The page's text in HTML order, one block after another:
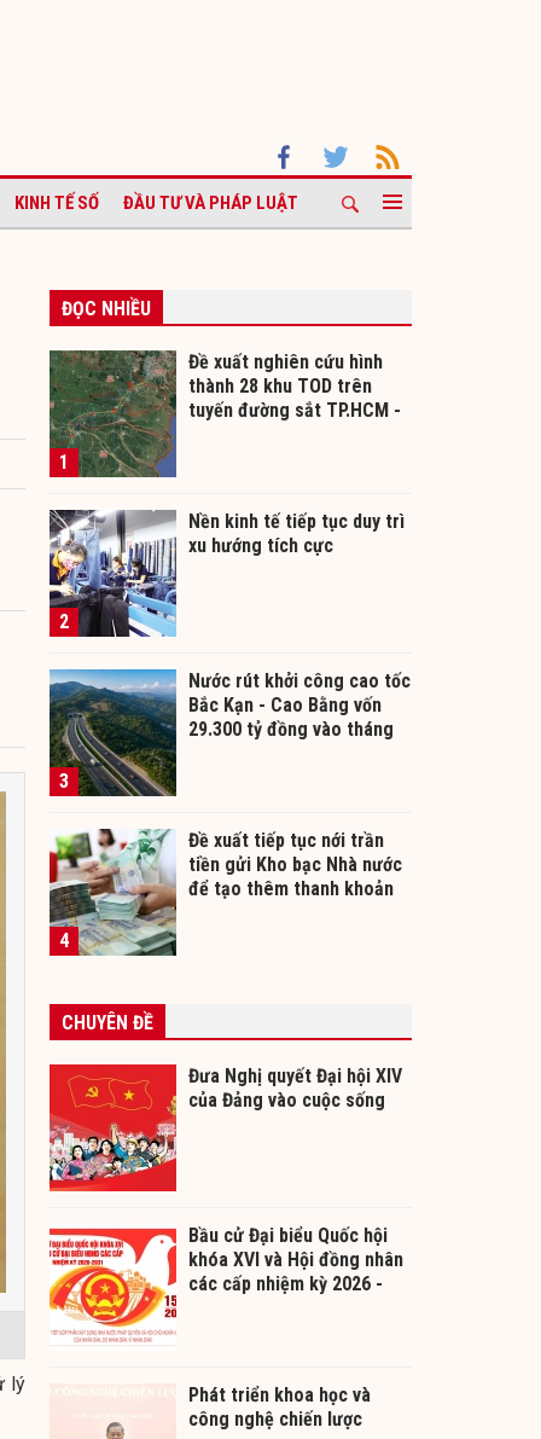
KINH TẾ SỐ ĐẦU TƯ VÀ PHÁP LUẬT
lý
ĐỌC NHIỀU
1
Đề xuất nghiên cứu hình
thành 28 khu TOD trên
tuyến đường sắt TP.HCM -
2
Nền kinh tế tiếp tục duy trì
xu hướng tích cực
3
Nước rút khởi công cao tốc
Bắc Kạn - Cao Bằng vốn
29.300 tỷ đồng vào tháng
4
Đề xuất tiếp tục nới trần
tiền gửi Kho bạc Nhà nước
để tạo thêm thanh khoản
CHUYÊN ĐỀ
Đưa Nghị quyết Đại hội XIV
của Đảng vào cuộc sống
Bầu cử Đại biểu Quốc hội
khóa XVI và Hội đồng nhân
các cấp nhiệm kỳ 2026 -
Phát triển khoa học và
công nghệ chiến lược